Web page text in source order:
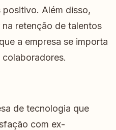
positivo. Além disso,
retenção de talentos
a empresa se importa
de tecnologia que
com ex-